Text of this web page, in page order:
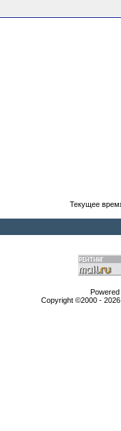
Текущее
Copyright ©2000 -